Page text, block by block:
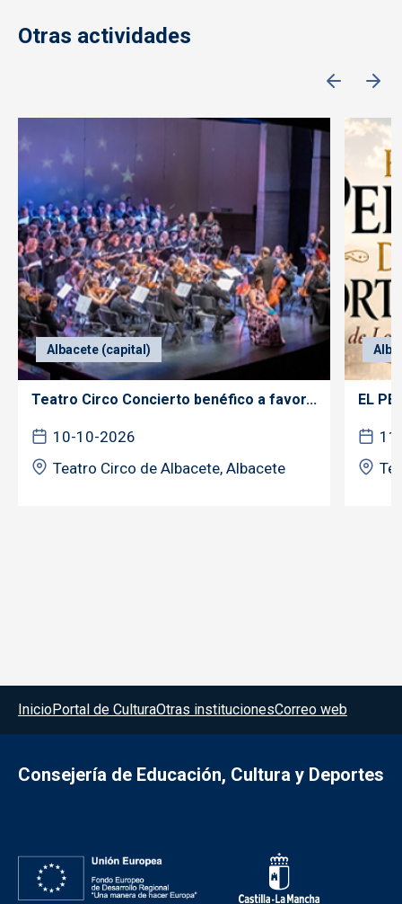
Otras actividades
Albacete (capital)
Teatro Circo Concierto benéfico a favor...
10-10-2026
Teatro Circo de Albacete, Albacete
EL
Menú del pie
InicioPortal de CulturaOtras institucionesCorreo web
Consejería de Educación, Cultura y Deportes